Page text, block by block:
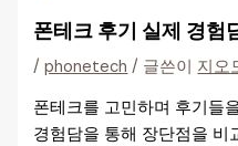
폰테크 후기 실제 경험
/phonetech / 글쓴이 지오
폰테크를 고민하며 후기들
경험담을 통해 장단점을 비